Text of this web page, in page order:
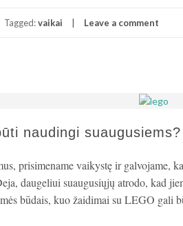
Tagged:vaikai Leave a comment
naudingi suaugusiems?
prisimename vaikystę ir galvojame,
daugeliui suaugusiųjų atrodo, kad
būdais, kuo žaidimai su LEGO gali